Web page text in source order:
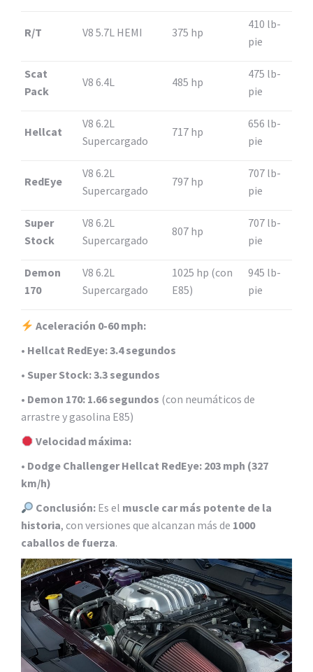
R/T V8 5.7L HEMI 375 hp
410 lb-
pie
Scat
Pack
V8 6.4L 485 hp
475 lb-
pie
Hellcat
V8 6.2L
Supercargado
717 hp
656 lb-
pie
RedEye
V8 6.2L
Supercargado
797 hp
707 lb-
pie
Super
Stock
V8 6.2L
Supercargado
807 hp
707 lb-
pie
Demon
170
V8 6.2L
Supercargado
1025 hp (con
E85)
945 lb-
pie
Aceleración 0-60 mph:
• Hellcat RedEye:3.4 segundos
• Super Stock:3.3 segundos
• Demon 170: 1.66 segundos (con neumáticos de
arrastre y gasolina E85)
Velocidad máxima:
• Dodge Challenger Hellcat RedEye: 203 mph (327
km/h)
Conclusión: Es el muscle car más potente de la
historia, con versiones que alcanzan más de 1000
caballos de fuerza.